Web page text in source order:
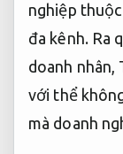
nghiệp
đa kênh. Ra
doanh nhân,
với thể
mà doanh